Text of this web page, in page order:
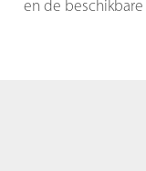
en de beschikbare